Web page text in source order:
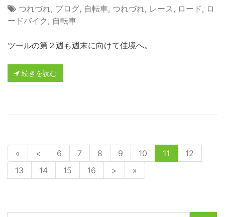
つれづれ, ブログ, 自転車, つれづれ, レース , ロード , ロ
ードバイク , 自転車
ツールの第２週も週末に向けて佳境へ。
続きを読む
« < 6 7 8 9 10 11
12
13
14 15 16 > »